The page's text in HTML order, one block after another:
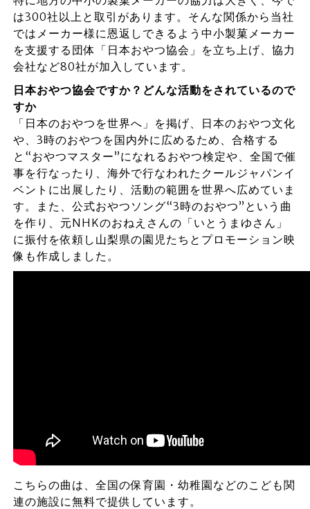
は300社以上と取引があります。そんな関係から当社
ではメーカー様に恩返しできるよう中小製菓メーカー
を支援する団体「日本おやつ協会」を立ち上げ、協力
会社など80社が加入しています。
日本おやつ協会ですか？どんな活動をされているので
すか
「日本のおやつを世界へ」を掲げ、日本のおやつ文化
や、3時のおやつを国内外に広めるため、合格する
と“おやつマスター”になれるおやつ検定や、全国で催
事を行なったり、海外で行なわれたクールジャパンイ
ベントに出展したり、活動の範囲を世界へ広めていま
す。また、公式おやつソング“3時のおやつ”という曲
を作り、元NHKのおねえさんの「いとうまゆさん」
に振付を依頼し山梨県の園児たちとプロモーション映
像も作成しました。
こちらの曲は、全国の保育園・幼稚園などのこども関
連の施設に無料で提供しています。